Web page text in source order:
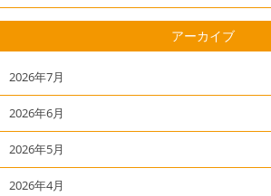
アーカイブ
2026年7月
2026年6月
2026年5月
2026年4月